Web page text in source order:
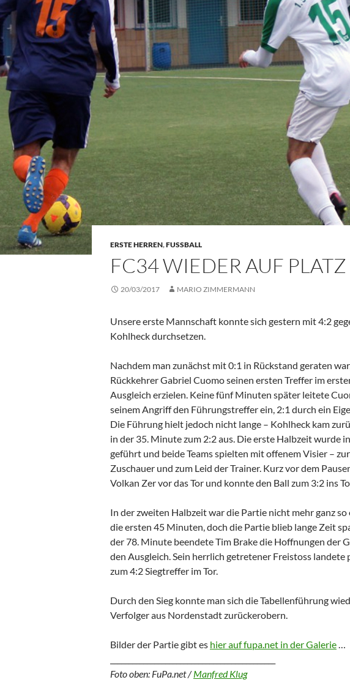
ERSTE HERREN,FUSSBALL
FC34 WIEDER AUF
20/03/2017 MARIO ZIMMERMANN
Unsere erste Mannschaft konnte sich gestern mit 4:2
Kohlheck durchsetzen.
Nachdem man zunächst mit 0:1 in Rückstand geraten
Rückkehrer Gabriel Cuomo seinen ersten Treffer im
Ausgleich erzielen. Keine fünf Minuten später leitete
seinem Angriff den Führungstreffer ein, 2:1 durch ein
Die Führung hielt jedoch nicht lange – Kohlheck kam
in der 35. Minute zum 2:2 aus. Die erste Halbzeit wurde
geführt und beide Teams spielten mit offenem Visier –
Zuschauer und zum Leid der Trainer. Kurz vor dem
Volkan Zer vor das Tor und konnte den Ball zum 3:2 ins
In der zweiten Halbzeit war die Partie nicht mehr ganz
die ersten 45 Minuten, doch die Partie blieb lange Zeit
der 78. Minute beendete Tim Brake die Hoffnungen der
den Ausgleich. Sein herrlich getretener Freistoss landete
zum 4:2 Siegtreffer im Tor.
Durch den Sieg konnte man sich die Tabellenführung
Verfolger aus Nordenstadt zurückerobern.
Bilder der Partie gibt es hier auf fupa.net in der Galerie…
Foto oben: FuPa.net /Manfred Klug